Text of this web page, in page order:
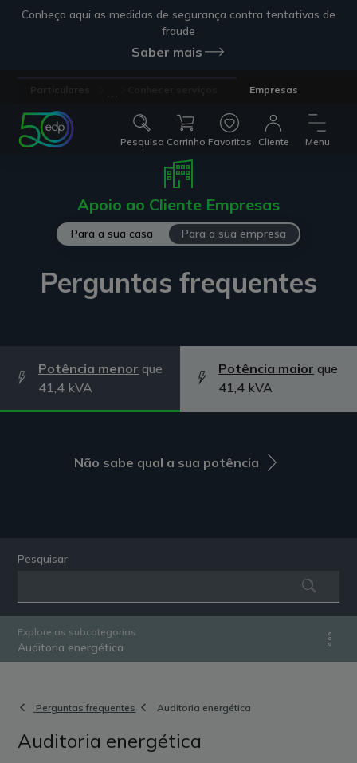
Conheça aqui as medidas de segurança contra tentativas de
fraude
Saber mais
Empresas
Pesquisa Carrinho Favoritos Cliente Menu
Apoio ao Cliente Empresas
Para a sua casa Para a sua empresa
Perguntas frequentes
Potência menor que
41,4 kVA
Potência maior que
41,4 kVA
Não sabe qual a sua potência
Pesquisar
Explore as subcategorias
Auditoria energética
Perguntas frequentes Auditoria energética
Auditoria energética